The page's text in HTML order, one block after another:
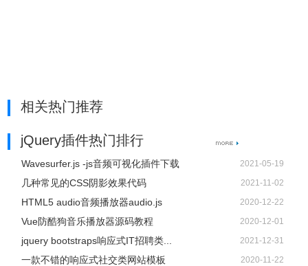
相关热门推荐
jQuery插件热门排行
Wavesurfer.js -js音频可视化插件下载 2021-05-19
几种常见的CSS阴影效果代码 2021-11-02
HTML5 audio音频播放器audio.js 2020-12-22
Vue防酷狗音乐播放器源码教程 2020-12-01
jquery bootstraps响应式IT招聘类... 2021-12-31
一款不错的响应式社交类网站模板 2020-11-22